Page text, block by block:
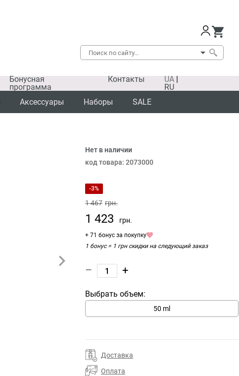
Бонусная
программа
Контакты UA |
RU
Аксессуары Наборы SALE
SALE
Нет в наличии
код товара: 2073000
-3%
1 467 грн.
1 423 грн.
+ 71 бонус за покупку
1 бонус = 1 грн скидки на следующий заказ
– +
Выбрать объем:
50 ml
Доставка
Оплата